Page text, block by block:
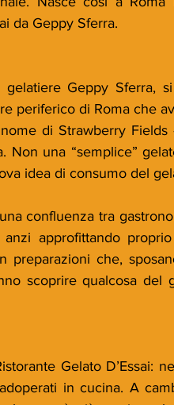
da Geppy Sferra.
gelatiere Geppy Sferra,
periferico di Roma che
di Strawberry
Non una “semplice”
idea di consumo del
confluenza tra
approfittando
preparazioni che,
scoprire qualcosa del
Gelato D’Essai:
in cucina. A